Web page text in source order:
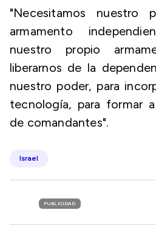
"Necesitamos nuestro
armamento
nuestro propio
liberarnos de la
nuestro poder, para
tecnología, para formar
de comandantes".
Israel
PUBLICIDAD